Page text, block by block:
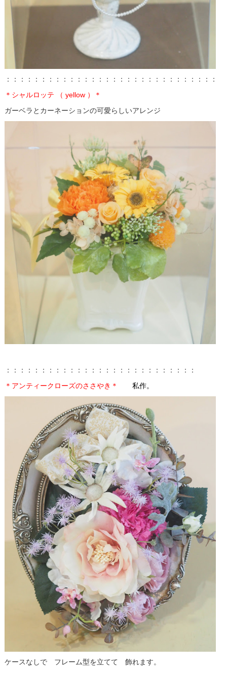
：：：：：：：：：：：：：：：：：：：：：：：：：：：：：：：
＊シャルロッテ （ yellow ）＊
ガーベラとカーネーションの可愛らしいアレンジ
：：：：：：：：：：：：：：：：：：：：：：：：：：：
＊アンティークローズのささやき＊私作。
ケースなしで フレーム型を立てて 飾れます。